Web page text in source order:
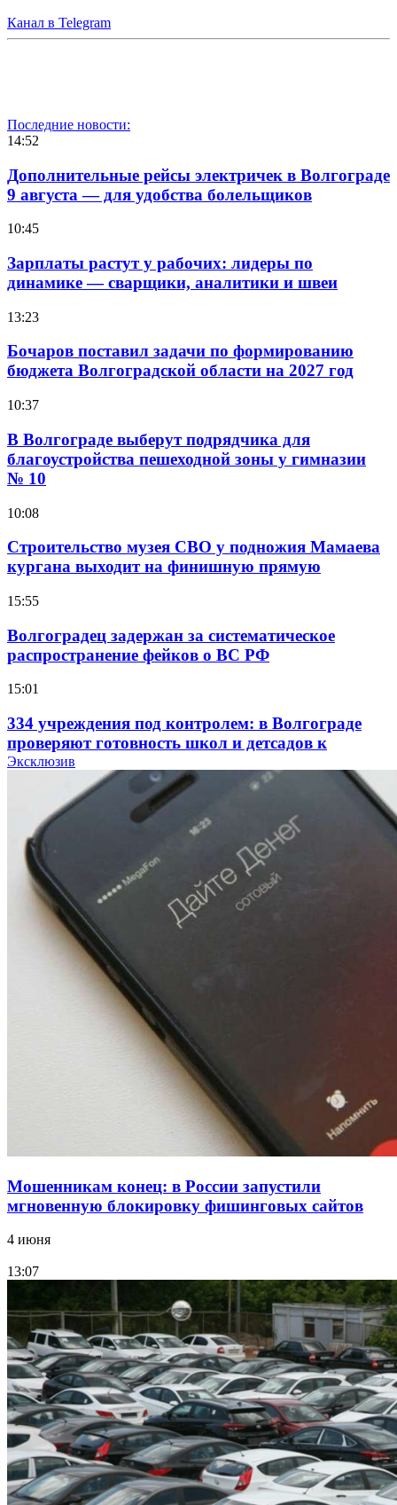
Канал в Telegram
Последние новости:
14:52
Дополнительные рейсы электричек в Волгограде
9 августа — для удобства болельщиков
10:45
Зарплаты растут у рабочих: лидеры по
динамике — сварщики, аналитики и швеи
13:23
Бочаров поставил задачи по формированию
бюджета Волгоградской области на 2027 год
10:37
В Волгограде выберут подрядчика для
благоустройства пешеходной зоны у гимназии
№ 10
10:08
Строительство музея СВО у подножия Мамаева
кургана выходит на финишную прямую
15:55
Волгоградец задержан за систематическое
распространение фейков о ВС РФ
15:01
334 учреждения под контролем: в Волгограде
проверяют готовность школ и детсадов к
учебному году
Покушение на убийство в Волгограде: девушка
напала на незнакомую женщину с ножом
12:39
Сладкий праздник в Волгограде: в Центральном
парке прошёл фестиваль „Арбузный переполох“
Волгоградские компании нарастили экспорт:
заключены контракты на 3,6 млн долларов
Эксклюзив
Мошенникам конец: в России запустили
мгновенную блокировку фишинговых сайтов
4 июня
13:07